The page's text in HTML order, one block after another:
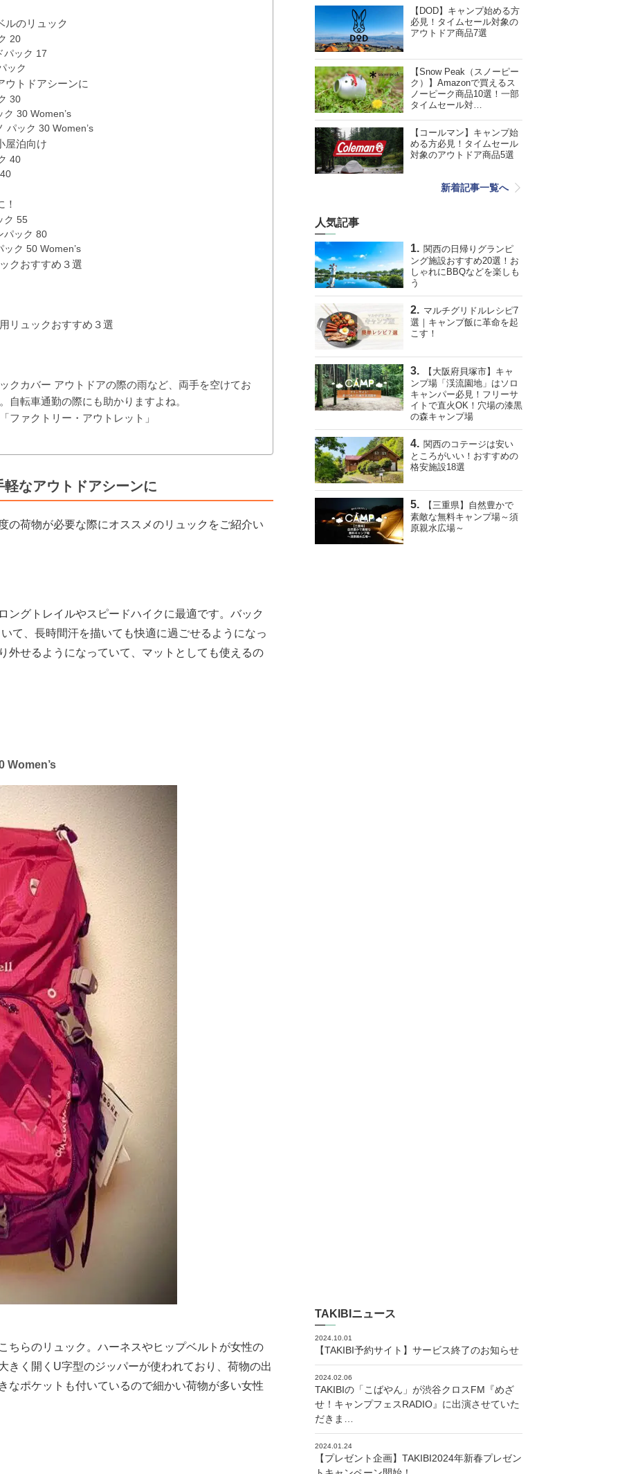
ルのリュック
20
パック 17
ック
ウトドアシーンに
30
30 Women’s
パック 30 Women’s
屋泊向け
40
ク 55
パック 80
ク 50 Women’s
クおすすめ３選
リュックおすすめ３選
クカバー アウトドアの際の雨など、両手を空けてお
自転車通勤の際にも助かりますよね。
ファクトリー・アウトレット」
なアウトドアシーンに
の荷物が必要な際にオススメのリュックをご紹介い
ングトレイルやスピードハイクに最適です。バック
て、長時間汗を描いても快適に過ごせるようになっ
外せるようになっていて、マットとしても使えるの
Women’s
ちらのリュック。ハーネスやヒップベルトが女性の
きく開くU字型のジッパーが使われており、荷物の出
なポケットも付いているので細かい荷物が多い女性
【DOD】キャンプ始める方
必見！タイムセール対象の
アウトドア商品7選
【Snow Peak（スノーピー
ク）】Amazonで買えるス
ノーピーク商品10選！一部
タイムセール対…
【コールマン】キャンプ始
める方必見！タイムセール
対象のアウトドア商品5選
新着記事一覧へ
人気記事
関西の日帰りグランピ
ング施設おすすめ20選！お
しゃれにBBQなどを楽しも
う
マルチグリドルレシピ7
選｜キャンプ飯に革命を起
こす！
【大阪府貝塚市】キャ
ンプ場「渓流園地」はソロ
キャンパー必見！フリーサ
イトで直火OK！穴場の漆黒
の森キャンプ場
関西のコテージは安い
ところがいい！おすすめの
格安施設18選
【三重県】自然豊かで
素敵な無料キャンプ場～須
原親水広場～
TAKIBIニュース
2024.10.01
【TAKIBI予約サイト】サービス終了のお知らせ
2024.02.06
TAKIBIの「こばやん」が渋谷クロスFM『めざ
せ！キャンプフェスRADIO』に出演させていた
だきま…
2024.01.24
【プレゼント企画】TAKIBI2024年新春プレゼン